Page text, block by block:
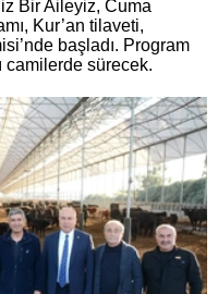
Bir Aileyiz, Cuma
Kur’an tilaveti,
başladı. Program
camilerde sürecek.